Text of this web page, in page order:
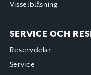
Visselblåsning
SERVICE OCH
Reservdelar
Service